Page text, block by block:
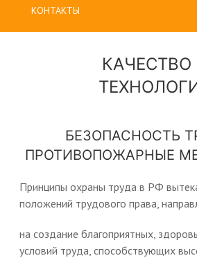
КОНТАКТЫ
КАЧЕСТВО
БЕЗОПАСНОСТЬ
ПРОТИВОПОЖАРНЫЕ
Принципы охраны труда в РФ
положений трудового права,
на создание благоприятных,
условий труда, способствующих